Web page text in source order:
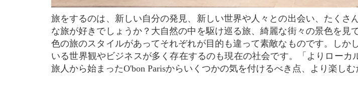
旅をするのは、新しい自分の発見、新しい世界や人々との出会い、たくさん学ぶことのできる素晴らしい機会になります。あなたはどのよう
な旅が好きでしょうか？大自然の中を駆け巡る旅、綺麗な街々の景色を
色の旅のスタイルがあってそれぞれが目的も違って素敵なものです。し
いる世界観やビジネスが多く存在するのも現在の社会です。「よりロー
旅人から始まったO'bon Parisからいくつかの気を付けるべき点、より楽し